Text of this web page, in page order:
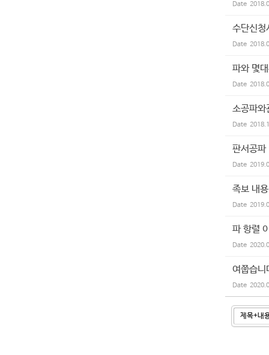
Date
수단신청
Date
파와 몇
Date
소공파와
Date
판서공파
Date
족보 내
Date
파 항렬
Date
여쭙습니
Date